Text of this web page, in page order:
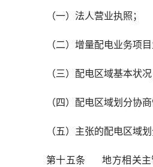
（一）法人营业执照；
（二）增量配电业务项
（三）配电区域基本状况
（四）配电区域划分协
（五）主张的配电区域
第十五条     地方相关